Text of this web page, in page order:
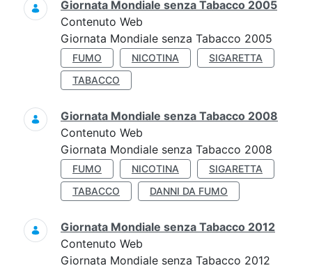
Giornata Mondiale senza Tabacco 2005
Contenuto Web
Giornata Mondiale senza Tabacco 2005
FUMO NICOTINA
SIGARETTA
TABACCO
Giornata Mondiale senza Tabacco 2008
Contenuto Web
Giornata Mondiale senza Tabacco 2008
FUMO NICOTINA
SIGARETTA
TABACCO
DANNI DA FUMO
Giornata Mondiale senza Tabacco 2012
Contenuto Web
Giornata Mondiale senza Tabacco 2012